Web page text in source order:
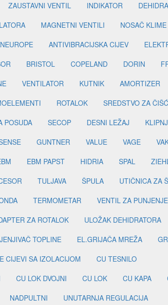
ZAUSTAVNI VENTIL INDIKATOR
MAGNETNI VENTILI
NOSAČ KLIME
ANTIVIBRACIJSKA CIJEV
BRISTOL COPELAND DORIN
VENTILATOR KUTNIK
AMORTIZER
ROTALOK
SREDSTVO ZA
POSUDA SECOP DESNI LEŽAJ
GUNTNER VALUE VAGE
EBM PAPST HIDRIA SPAL
TULJAVA ŠPULA
UTIČNICA ZA
TERMOMETAR
VENTIL ZA PUNJENJE
ZA ROTALOK
ULOŽAK DEHIDRATORA
TOPLINE EL.GRIJAČA MREŽA
CIJEVI SA IZOLACIJOM
CU TESNILO
CU LOK DVOJNI CU LOK CU KAPA
NADPULTNI
UNUTARNJA REGULACIJA